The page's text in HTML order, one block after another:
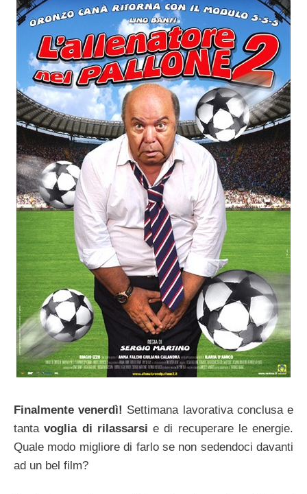
Finalmente venerdì! Settimana lavorativa conclusa e
tantavoglia di rilassarsi e di recuperare le energie.
Quale modo migliore di farlo se non sedendoci davanti
ad un bel film?